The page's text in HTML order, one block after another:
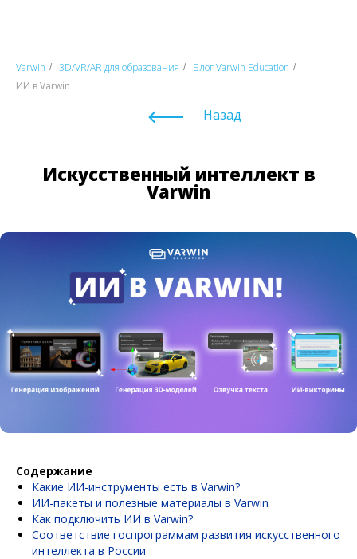
Varwin / 3D/VR/AR для образования / Блог Varwin Education /
ИИ в Varwin
Назад
Искусственный интеллект в
Varwin
Содержание
Какие ИИ-инструменты есть в Varwin?
ИИ-пакеты и полезные материалы в Varwin
Как подключить ИИ в Varwin?
Соответствие госпрограммам развития искусственного
интеллекта в России